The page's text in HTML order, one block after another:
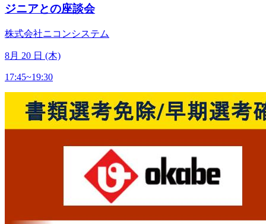
ジニアとの座談会
株式会社ニコンシステム
8月 20 日 (木)
17:45~19:30